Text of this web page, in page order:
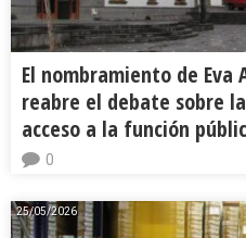
El nombramiento de Eva
reabre el debate sobre
acceso a la función
0
25/05/2026